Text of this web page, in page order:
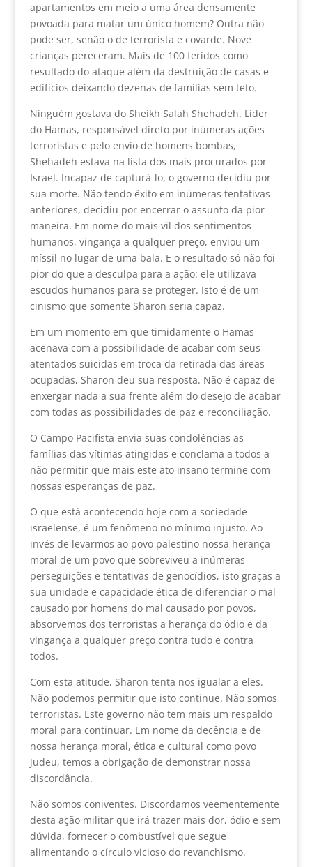
apartamentos em meio a uma área densamente
povoada para matar um único homem? Outra não
pode ser, senão o de terrorista e covarde. Nove
crianças pereceram. Mais de 100 feridos como
resultado do ataque além da destruição de casas e
edifícios deixando dezenas de famílias sem teto.
Ninguém gostava do Sheikh Salah Shehadeh. Líder
do Hamas, responsável direto por inúmeras ações
terroristas e pelo envio de homens bombas,
Shehadeh estava na lista dos mais procurados por
Israel. Incapaz de capturá-lo, o governo decidiu por
sua morte. Não tendo êxito em inúmeras tentativas
anteriores, decidiu por encerrar o assunto da pior
maneira. Em nome do mais vil dos sentimentos
humanos, vingança a qualquer preço, enviou um
míssil no lugar de uma bala. E o resultado só não foi
pior do que a desculpa para a ação: ele utilizava
escudos humanos para se proteger. Isto é de um
cinismo que somente Sharon seria capaz.
Em um momento em que timidamente o Hamas
acenava com a possibilidade de acabar com seus
atentados suicidas em troca da retirada das áreas
ocupadas, Sharon deu sua resposta. Não é capaz de
enxergar nada a sua frente além do desejo de acabar
com todas as possibilidades de paz e reconciliação.
O Campo Pacifista envia suas condolências as
famílias das vítimas atingidas e conclama a todos a
não permitir que mais este ato insano termine com
nossas esperanças de paz.
O que está acontecendo hoje com a sociedade
israelense, é um fenômeno no mínimo injusto. Ao
invés de levarmos ao povo palestino nossa herança
moral de um povo que sobreviveu a inúmeras
perseguições e tentativas de genocídios, isto graças a
sua unidade e capacidade ética de diferenciar o mal
causado por homens do mal causado por povos,
absorvemos dos terroristas a herança do ódio e da
vingança a qualquer preço contra tudo e contra
todos.
Com esta atitude, Sharon tenta nos igualar a eles.
Não podemos permitir que isto continue. Não somos
terroristas. Este governo não tem mais um respaldo
moral para continuar. Em nome da decência e de
nossa herança moral, ética e cultural como povo
judeu, temos a obrigação de demonstrar nossa
discordância.
Não somos coniventes. Discordamos veementemente
desta ação militar que irá trazer mais dor, ódio e sem
dúvida, fornecer o combustível que segue
alimentando o círculo vicioso do revanchismo.